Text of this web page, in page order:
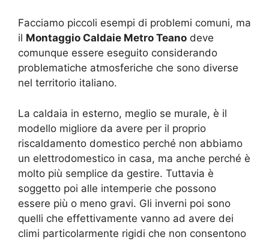
Facciamo piccoli esempi di problemi comuni, ma
il Montaggio Caldaie Metro Teano deve
comunque essere eseguito considerando
problematiche atmosferiche che sono diverse
nel territorio italiano.
La caldaia in esterno, meglio se murale, è il
modello migliore da avere per il proprio
riscaldamento domestico perché non abbiamo
un elettrodomestico in casa, ma anche perché è
molto più semplice da gestire. Tuttavia è
soggetto poi alle intemperie che possono
essere più o meno gravi. Gli inverni poi sono
quelli che effettivamente vanno ad avere dei
climi particolarmente rigidi che non consentono